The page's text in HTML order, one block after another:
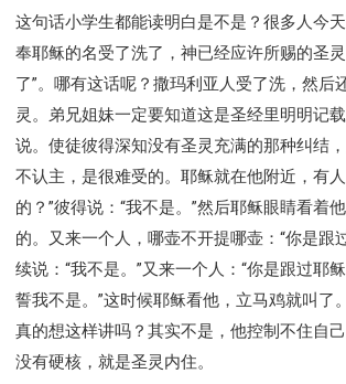
这句话小学生都能读明白是不是？很多人今
奉耶稣的名受了洗了，神已经应许所赐的圣
了”。哪有这话呢？撒玛利亚人受了洗，然后
灵。弟兄姐妹一定要知道这是圣经里明明记
说。使徒彼得深知没有圣灵充满的那种纠结
不认主，是很难受的。耶稣就在他附近，有
的？”彼得说：“我不是。”然后耶稣眼睛看着
的。又来一个人，哪壶不开提哪壶：“你是跟
续说：“我不是。”又来一个人：“你是跟过耶
誓我不是。”这时候耶稣看他，立马鸡就叫了
真的想这样讲吗？其实不是，他控制不住自
没有硬核，就是圣灵内住。